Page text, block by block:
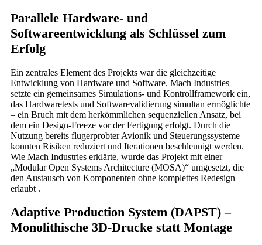
Parallele Hardware- und
Softwareentwicklung als Schlüssel zum
Erfolg
Ein zentrales Element des Projekts war die gleichzeitige
Entwicklung von Hardware und Software. Mach Industries
setzte ein gemeinsames Simulations- und Kontrollframework ein,
das Hardwaretests und Softwarevalidierung simultan ermöglichte
– ein Bruch mit dem herkömmlichen sequenziellen Ansatz, bei
dem ein Design-Freeze vor der Fertigung erfolgt. Durch die
Nutzung bereits flugerprobter Avionik und Steuerungssysteme
konnten Risiken reduziert und Iterationen beschleunigt werden.
Wie Mach Industries erklärte, wurde das Projekt mit einer
„Modular Open Systems Architecture (MOSA)“ umgesetzt, die
den Austausch von Komponenten ohne komplettes Redesign
erlaubt .
Adaptive Production System (DAPST) –
Monolithische 3D-Drucke statt Montage